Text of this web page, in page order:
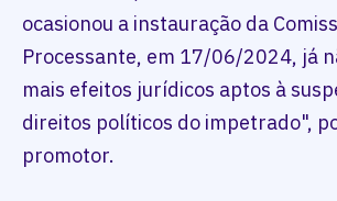
ocasionou a instauração da
Processante, em 17/06/2024, já
mais efeitos jurídicos aptos à
direitos políticos do impetrado",
promotor.